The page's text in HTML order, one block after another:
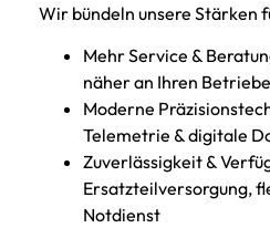
Berufsrechtliche
Es gelten die nachstehend
Regelungen für die Tätigkeit als
Bundesrepublik Deutschland:
Gesetz zur Ordnung des
Handwerksordnung (HwO)
Wir bündeln unsere Stärken
Mehr Service &
näher an Ihren
Moderne
Telemetrie & digitale
Zuverlässigkeit &
Ersatzteilversorgung,
Notdienst